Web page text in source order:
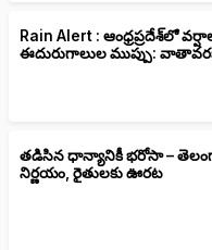
Rain Alert : ఆంధ్రప్రదేశ్‌లో
ఈదురుగాలుల ముప్పు:
తడిసిన ధాన్యానికీ భరోసా –
నిర్ణయం, రైతులకు ఊరట